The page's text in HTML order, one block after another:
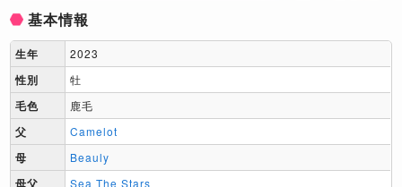
基本情報
生年 2023
性別 牡
毛色 鹿毛
父 Camelot
母 Beauly
母父 Sea The Stars